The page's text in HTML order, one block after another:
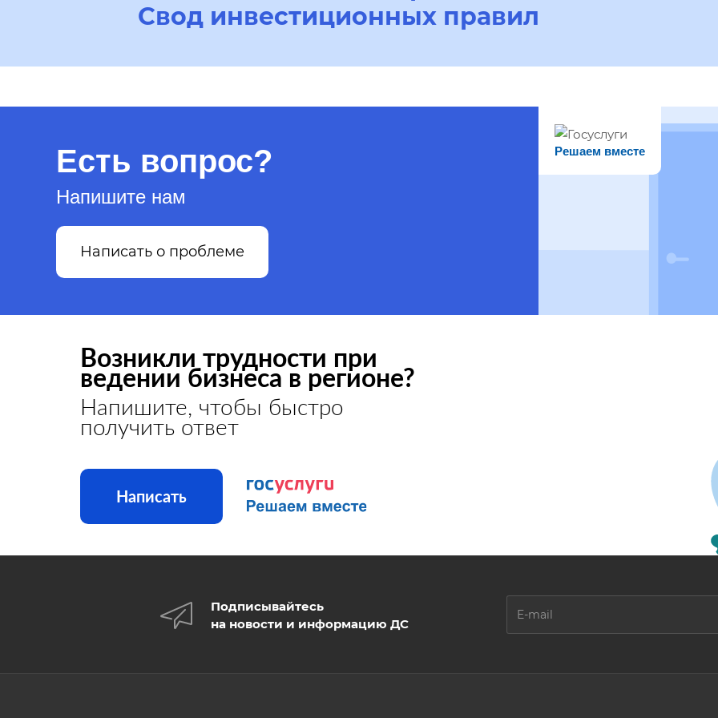
Свод инвестиционных правил
Есть вопрос?
Напишите нам
Написать о проблеме
Решаем вместе
Возникли трудности при
ведении бизнеса в регионе?
Напишите, чтобы быстро
получить ответ
Написать
Подписывайтесь
на новости и информацию ДС